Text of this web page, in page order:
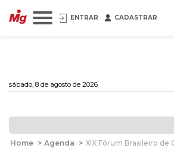
ENTRAR CADASTRAR
sábado, 8 de agosto de 2026
Home > Agenda > XIX Fórum Brasileiro de